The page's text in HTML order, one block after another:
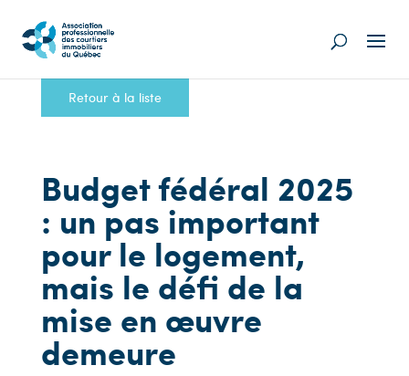
Retour à la liste
Budget fédéral 2025
: un pas important
pour le logement,
mais le défi de la
mise en œuvre
demeure